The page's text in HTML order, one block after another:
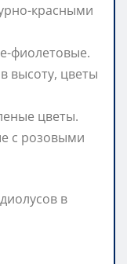
красными
фиолетовые.
высоту, цветы
цветы.
с розовыми